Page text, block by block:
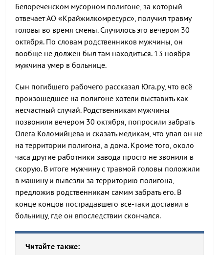
Белореченском мусорном полигоне, за который
отвечает АО «Крайжилкомресурс», получил травму
головы во время смены. Случилось это вечером 30
октября. По словам родственников мужчины, он
вообще не должен был там находиться. 13 ноября
мужчина умер в больнице.
Сын погибшего рабочего рассказал Юга.ру, что всё
произошедшее на полигоне хотели выставить как
несчастный случай. Родственникам мужчины
позвонили вечером 30 октября, попросили забрать
Олега Коломийцева и сказать медикам, что упал он не
на территории полигона, а дома. Кроме того, около
часа другие работники завода просто не звонили в
скорую. В итоге мужчину с травмой головы положили
в машину и вывезли за территорию полигона,
предложив родственникам самим забрать его. В
конце концов пострадавшего все-таки доставил в
больницу, где он впоследствии скончался.
Читайте также: